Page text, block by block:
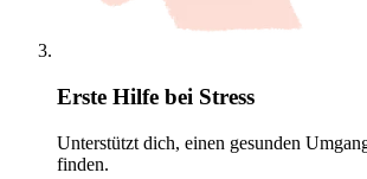
Erste Hilfe bei Stress
Unterstützt dich, einen gesunden
finden.